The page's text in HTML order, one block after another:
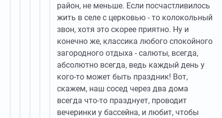
район, не меньше. Если посчастливилось
жить в селе с церковью - то колокольный
звон, хотя это скорее приятно. Ну и
конечно же, классика любого спокойного
загородного отдыха - салюты, всегда,
абсолютно всегда, ведь каждый день у
кого-то может быть праздник! Вот,
скажем, наш сосед через два дома
всегда что-то празднует, проводит
вечеринки у бассейна, и любит, чтобы